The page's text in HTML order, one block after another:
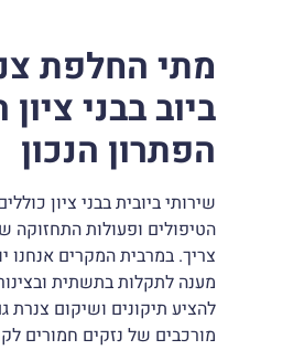
מתי החלפת
ביוב בבני
הפתרון הנכון
שירותי ביובית בבני ציון
הטיפולים ופעולות התחזוקה
צריך. במרבית המקרים אנחנו
מענה לתקלות בתשתית
להציע תיקונים ושיקום צנרת
מורכבים של נזקים חמורים